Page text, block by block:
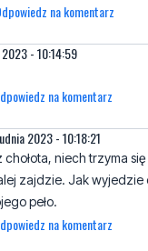
na komentarz
2023 - 10:14:59
na komentarz
2023 - 10:18:21
chołota, niech trzyma
zajdzie. Jak wyjedzie
peło.
na komentarz